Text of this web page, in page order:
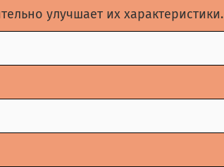
улучшает их характеристики.